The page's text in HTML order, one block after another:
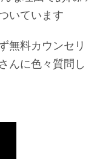
いています
無料カウンセリ
んに色々質問し